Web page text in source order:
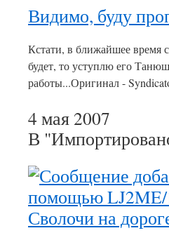
Видимо, буду
Кстати, в ближайшее время
будет, то уступлю его
работы...Оригинал -
4 мая 2007
В
Сволочи на